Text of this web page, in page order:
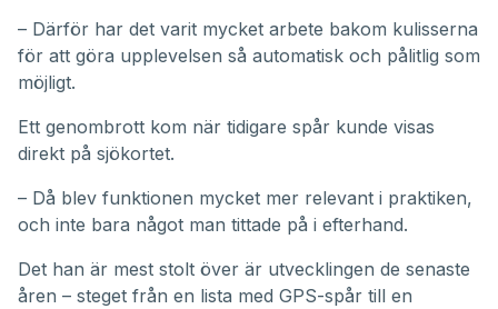
– Därför har det varit mycket arbete bakom kulisserna
för att göra upplevelsen så automatisk och pålitlig som
möjligt.
Ett genombrott kom när tidigare spår kunde visas
direkt på sjökortet.
– Då blev funktionen mycket mer relevant i praktiken,
och inte bara något man tittade på i efterhand.
Det han är mest stolt över är utvecklingen de senaste
åren – steget från en lista med GPS-spår till en